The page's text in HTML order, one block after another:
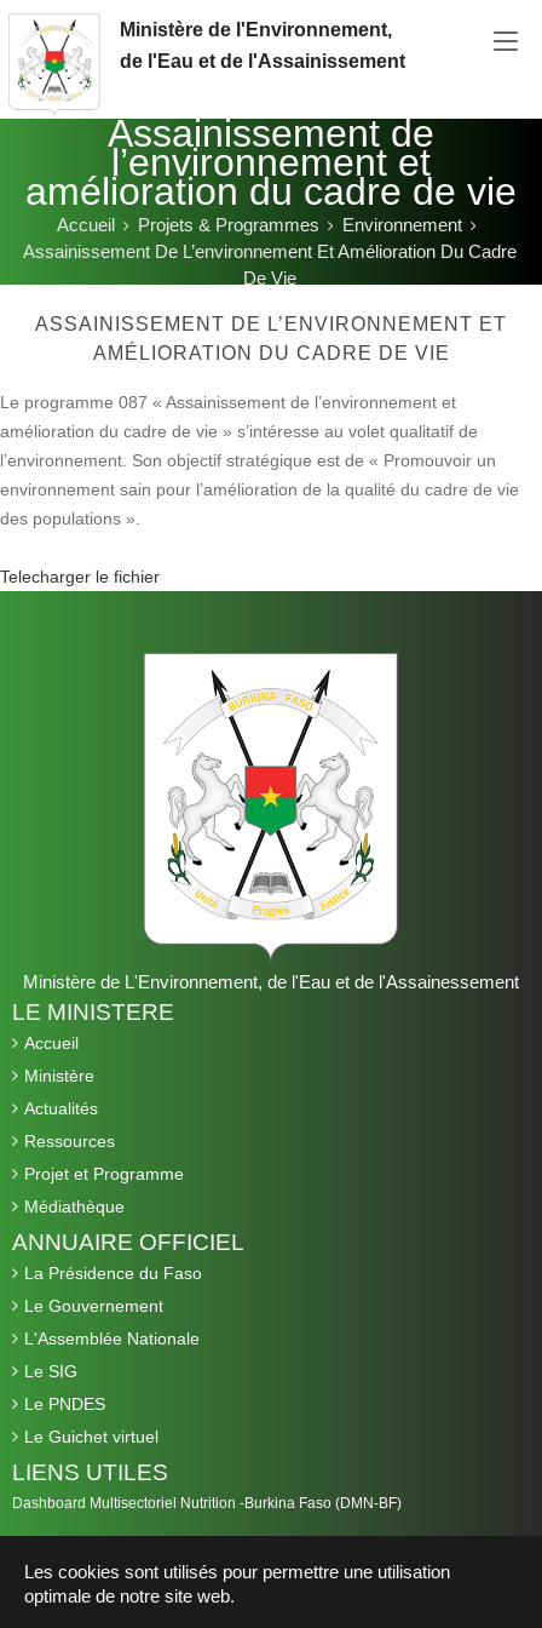
Les cookies sont utilisés pour permettre une utilisation
optimale de notre site web.
Aller au contenu principalMinistère de l'Environnement,
de l'Eau et de l'Assainissement
Assainissement de
l’environnement et
amélioration du cadre de vie
Vous êtes ici:
Accueil Projets & Programmes
Environnement
Assainissement De L’environnement Et Amélioration Du Cadre
De Vie
ASSAINISSEMENT DE L’ENVIRONNEMENT ET
AMÉLIORATION DU CADRE DE VIE
Le programme 087 « Assainissement de l’environnement et
amélioration du cadre de vie » s’intéresse au volet qualitatif de
l’environnement. Son objectif stratégique est de « Promouvoir un
environnement sain pour l’amélioration de la qualité du cadre de vie
des populations ».
Telecharger le fichier
Ministère de L'Environnement, de l'Eau et de l'Assainessement
LE MINISTERE
Accueil
Ministère
Actualités
Ressources
Projet et Programme
Médiathèque
ANNUAIRE OFFICIEL
La Présidence du Faso
Le Gouvernement
L'Assemblée Nationale
Le SIG
Le PNDES
Le Guichet virtuel
LIENS UTILES
Dashboard Multisectoriel Nutrition -Burkina Faso (DMN-BF)